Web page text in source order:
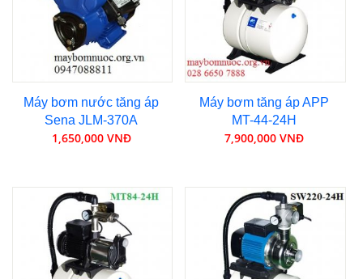
Máy bơm nước tăng áp
Sena JLM-370A
1,650,000 VNĐ
Máy bơm tăng áp APP
MT-44-24H
7,900,000 VNĐ